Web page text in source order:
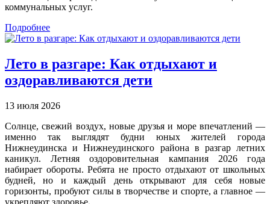
коммунальных услуг.
Подробнее
Лето в разгаре: Как отдыхают и
оздоравливаются дети
13 июля 2026
Солнце, свежий воздух, новые друзья и море впечатлений —
именно так выглядят будни юных жителей города
Нижнеудинска и Нижнеудинского района в разгар летних
каникул. Летняя оздоровительная кампания 2026 года
набирает обороты. Ребята не просто отдыхают от школьных
будней, но и каждый день открывают для себя новые
горизонты, пробуют силы в творчестве и спорте, а главное —
укрепляют здоровье.